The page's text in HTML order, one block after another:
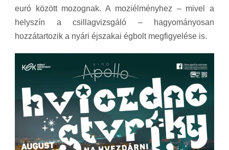
euró között mozognak. A moziélményhez – mivel a
helyszín a csillagvizsgáló – hagyományosan
hozzátartozik a nyári éjszakai égbolt megfigyelése is.